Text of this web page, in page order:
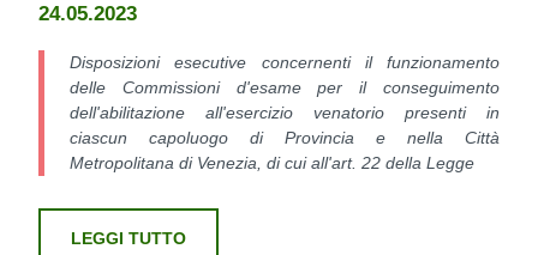
24.05.2023
Disposizioni esecutive concernenti il funzionamento
delle Commissioni d'esame per il conseguimento
dell'abilitazione all'esercizio venatorio presenti in
ciascun capoluogo di Provincia e nella Città
Metropolitana di Venezia, di cui all'art. 22 della Legge
LEGGI TUTTO